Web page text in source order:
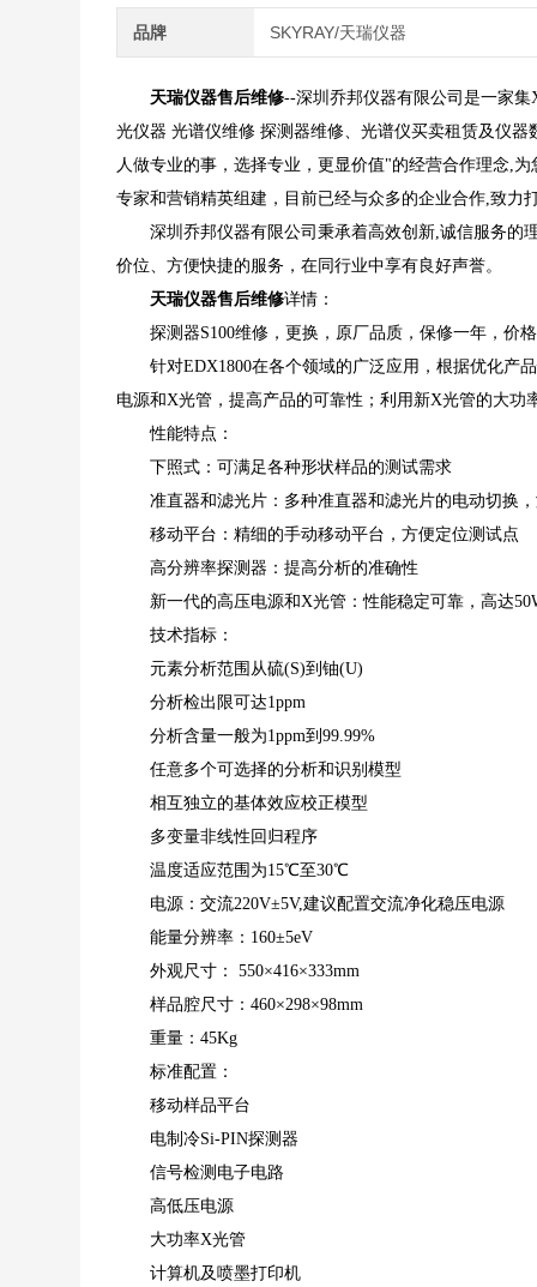
品牌 SKYRAY/天瑞仪器
天瑞仪器售后维修--深圳乔邦仪器有限公司是一家
光仪器 光谱仪维修 探测器维修、光谱仪买卖租赁及仪
人做专业的事，选择专业，更显价值"的经营合作理念,
专家和营销精英组建，目前已经与众多的企业合作,致力
深圳乔邦仪器有限公司秉承着高效创新,诚信服务的
价位、方便快捷的服务，在同行业中享有良好声誉。
天瑞仪器售后维修详情：
探测器S100维修，更换，原厂品质，保修一年，价
针对EDX1800在各个领域的广泛应用，根据优化产品
电源和X光管，提高产品的可靠性；利用新X光管的大功
性能特点：
下照式：可满足各种形状样品的测试需求
准直器和滤光片：多种准直器和滤光片的电动切换，
移动平台：精细的手动移动平台，方便定位测试点
高分辨率探测器：提高分析的准确性
新一代的高压电源和X光管：性能稳定可靠，高达
技术指标：
元素分析范围从硫(S)到铀(U)
分析检出限可达1ppm
分析含量一般为1ppm到99.99%
任意多个可选择的分析和识别模型
相互独立的基体效应校正模型
多变量非线性回归程序
温度适应范围为15℃至30℃
电源：交流220V±5V,建议配置交流净化稳压电源
能量分辨率：160±5eV
外观尺寸： 550×416×333mm
样品腔尺寸：460×298×98mm
重量：45Kg
标准配置：
移动样品平台
电制冷Si-PIN探测器
信号检测电子电路
高低压电源
大功率X光管
计算机及喷墨打印机